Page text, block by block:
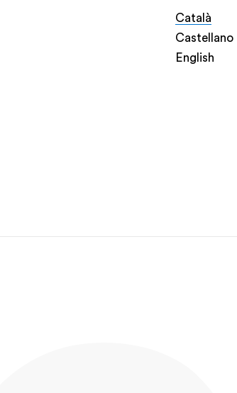
Català
Castellano
English